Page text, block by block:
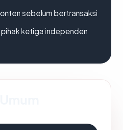
sebelum bertransaksi
pihak ketiga independen